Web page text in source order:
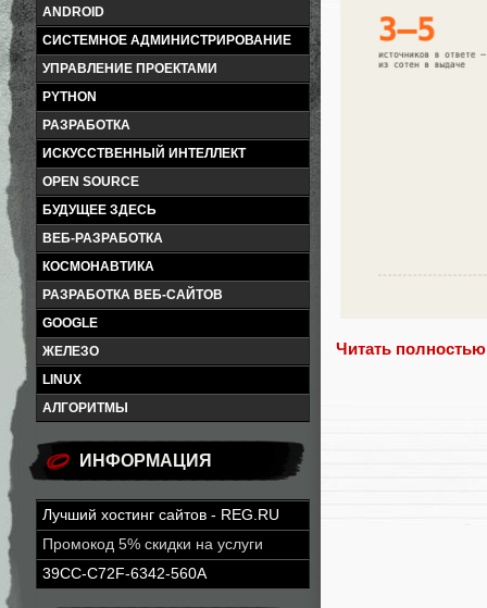
ANDROID
СИСТЕМНОЕ АДМИНИСТРИРОВАНИЕ
УПРАВЛЕНИЕ ПРОЕКТАМИ
PYTHON
РАЗРАБОТКА
ИСКУССТВЕННЫЙ ИНТЕЛЛЕКТ
OPEN SOURCE
БУДУЩЕЕ ЗДЕСЬ
ВЕБ-РАЗРАБОТКА
КОСМОНАВТИКА
РАЗРАБОТКА ВЕБ-САЙТОВ
GOOGLE
ЖЕЛЕЗО
LINUX
АЛГОРИТМЫ
ИНФОРМАЦИЯ
Лучший хостинг сайтов - REG.RU
Промокод 5% скидки на услуги
39CC-C72F-6342-560A
Читать